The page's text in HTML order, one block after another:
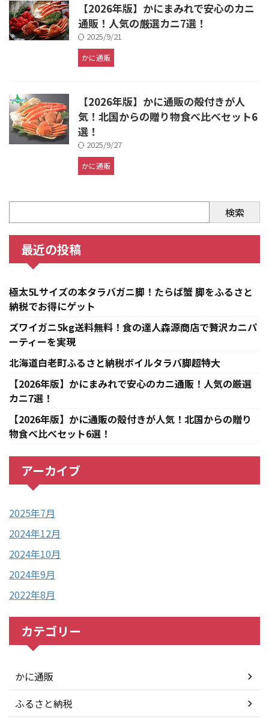
【2026年版】かにまみれで安心のカニ
通販！人気の厳選カニ7選！
2025/9/21
かに通販
【2026年版】かに通販の殻付きが人
気！北国からの贈り物食べ比べセット6
選！
2025/9/27
かに通販
検索
最近の投稿
極太5Lサイズの本タラバガニ脚！たらば蟹 脚をふるさと
納税でお得にゲット
ズワイガニ5kg送料無料！食の達人森源商店で贅沢カニパ
ーティーを実現
北海道白老町ふるさと納税ボイルタラバ脚超特大
【2026年版】かにまみれで安心のカニ通販！人気の厳選
カニ7選！
【2026年版】かに通販の殻付きが人気！北国からの贈り
物食べ比べセット6選！
アーカイブ
2025年7月
2024年12月
2024年10月
2024年9月
2022年8月
カテゴリー
かに通販
ふるさと納税